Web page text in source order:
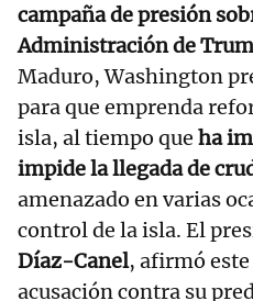
campaña de presión
Administración de
Maduro, Washington
para que emprenda
isla, al tiempo que ha
impide la llegada de
amenazado en varias
control de la isla. El
Díaz-Canel, afirmó
acusación contra su